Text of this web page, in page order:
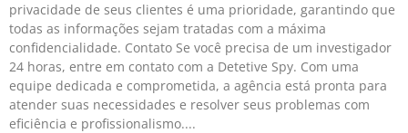
privacidade de seus clientes é uma prioridade, garantindo que
todas as informações sejam tratadas com a máxima
confidencialidade. Contato Se você precisa de um investigador
24 horas, entre em contato com a Detetive Spy. Com uma
equipe dedicada e comprometida, a agência está pronta para
atender suas necessidades e resolver seus problemas com
eficiência e profissionalismo.